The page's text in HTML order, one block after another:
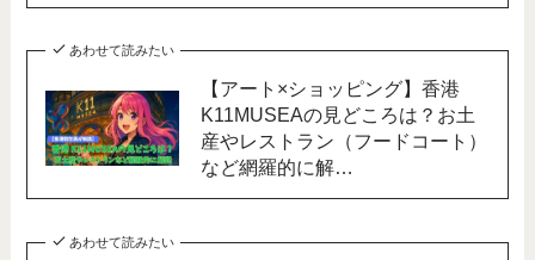
あわせて読みたい
【アート×ショッピング】香港
K11MUSEAの見どころは？お土
産やレストラン（フードコート）
など網羅的に解…
あわせて読みたい